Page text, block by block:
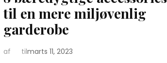
til en mere miljøvenlig
garderobe
af tilmarts 11, 2023